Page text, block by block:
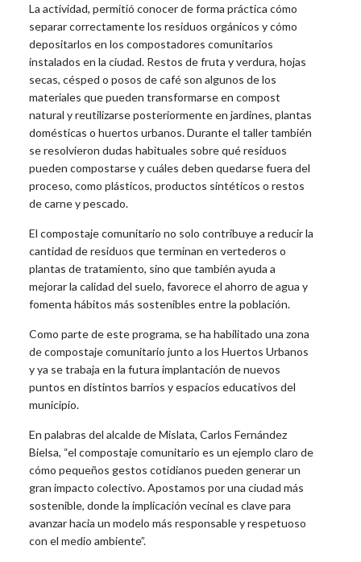
La actividad, permitió conocer de forma práctica cómo
separar correctamente los residuos orgánicos y cómo
depositarlos en los compostadores comunitarios
instalados en la ciudad. Restos de fruta y verdura, hojas
secas, césped o posos de café son algunos de los
materiales que pueden transformarse en compost
natural y reutilizarse posteriormente en jardines, plantas
domésticas o huertos urbanos. Durante el taller también
se resolvieron dudas habituales sobre qué residuos
pueden compostarse y cuáles deben quedarse fuera del
proceso, como plásticos, productos sintéticos o restos
de carne y pescado.
El compostaje comunitario no solo contribuye a reducir la
cantidad de residuos que terminan en vertederos o
plantas de tratamiento, sino que también ayuda a
mejorar la calidad del suelo, favorece el ahorro de agua y
fomenta hábitos más sostenibles entre la población.
Como parte de este programa, se ha habilitado una zona
de compostaje comunitario junto a los Huertos Urbanos
y ya se trabaja en la futura implantación de nuevos
puntos en distintos barrios y espacios educativos del
municipio.
En palabras del alcalde de Mislata, Carlos Fernández
Bielsa, “el compostaje comunitario es un ejemplo claro de
cómo pequeños gestos cotidianos pueden generar un
gran impacto colectivo. Apostamos por una ciudad más
sostenible, donde la implicación vecinal es clave para
avanzar hacia un modelo más responsable y respetuoso
con el medio ambiente”.